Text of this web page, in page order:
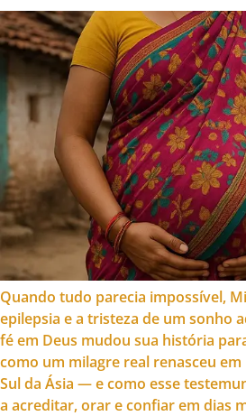
Quando tudo parecia impossível,
epilepsia e a tristeza de um sonho
fé em Deus mudou sua história
como um milagre real renasceu
Sul da Ásia — e como esse
a acreditar, orar e confiar em dias